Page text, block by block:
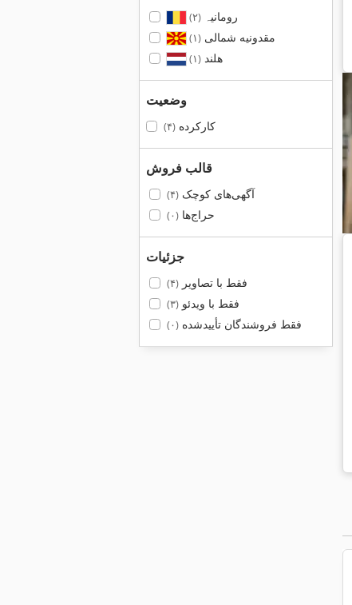
رومانیہ(۲)
مقدونیه شمالی(۱)
هلند(۱)
وضعیت
کارکرده(۴)
قالب فروش
آگهی‌های کوچک(۴)
حراج‌ها(۰)
جزئیات
فقط با تصاویر(۴)
فقط با ویدئو(۳)
فقط فروشندگان تأییدشده(۰)